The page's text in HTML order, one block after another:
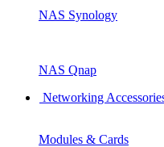
NAS Synology
NAS Qnap
Networking
Modules & Cards